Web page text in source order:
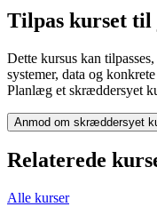
Tilpas kurset til
Dette kursus kan
systemer, data og
Planlæg et skræddersyet
Anmod om skræddersyet
Relaterede
Alle kurser